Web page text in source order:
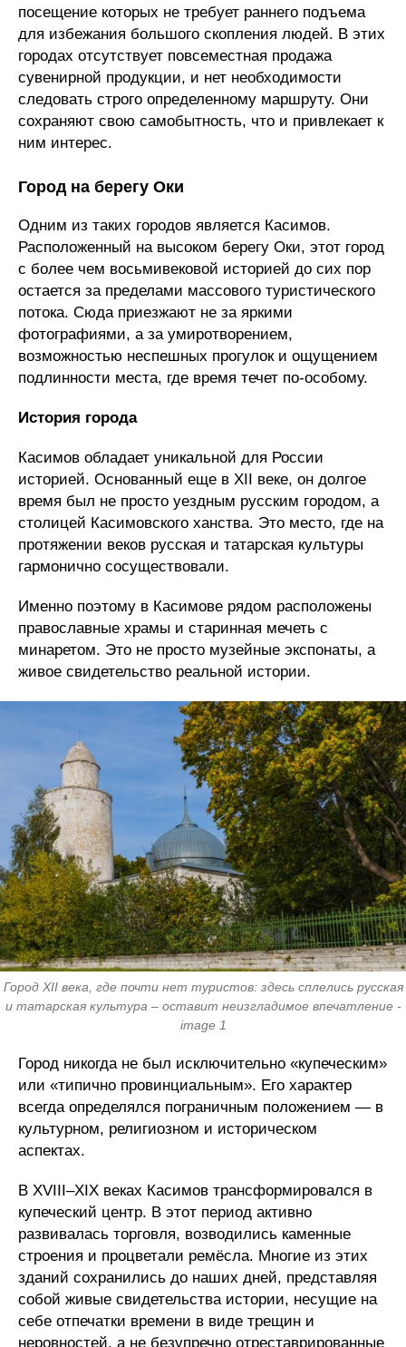
посещение которых не требует раннего подъема
для избежания большого скопления людей. В этих
городах отсутствует повсеместная продажа
сувенирной продукции, и нет необходимости
следовать строго определенному маршруту. Они
сохраняют свою самобытность, что и привлекает к
ним интерес.
Город на берегу Оки
Одним из таких городов является Касимов.
Расположенный на высоком берегу Оки, этот город
с более чем восьмивековой историей до сих пор
остается за пределами массового туристического
потока. Сюда приезжают не за яркими
фотографиями, а за умиротворением,
возможностью неспешных прогулок и ощущением
подлинности места, где время течет по-особому.
История города
Касимов обладает уникальной для России
историей. Основанный еще в XII веке, он долгое
время был не просто уездным русским городом, а
столицей Касимовского ханства. Это место, где на
протяжении веков русская и татарская культуры
гармонично сосуществовали.
Именно поэтому в Касимове рядом расположены
православные храмы и старинная мечеть с
минаретом. Это не просто музейные экспонаты, а
живое свидетельство реальной истории.
Город XII века, где почти нет туристов: здесь сплелись русская
и татарская культура – оставит неизгладимое впечатление -
image 1
Город никогда не был исключительно «купеческим»
или «типично провинциальным». Его характер
всегда определялся пограничным положением — в
культурном, религиозном и историческом
аспектах.
В XVIII–XIX веках Касимов трансформировался в
купеческий центр. В этот период активно
развивалась торговля, возводились каменные
строения и процветали ремёсла. Многие из этих
зданий сохранились до наших дней, представляя
собой живые свидетельства истории, несущие на
себе отпечатки времени в виде трещин и
неровностей, а не безупречно отреставрированные